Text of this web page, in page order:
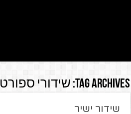
Tag Archives: שידורי ספורט
שידור ישיר